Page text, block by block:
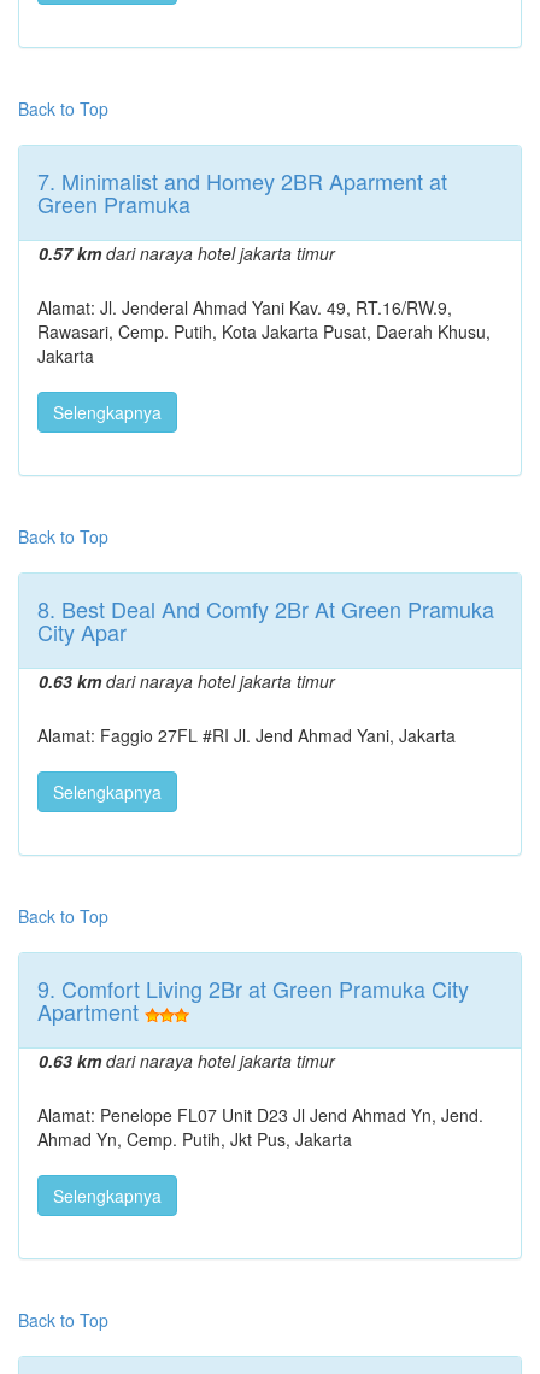
Back to Top
7. Minimalist and Homey 2BR Aparment at
Green Pramuka
0.57 kmdari naraya hotel jakarta timur
Alamat: Jl. Jenderal Ahmad Yani Kav. 49, RT.16/RW.9,
Rawasari, Cemp. Putih, Kota Jakarta Pusat, Daerah Khusu,
Jakarta
Selengkapnya
Back to Top
8. Best Deal And Comfy 2Br At Green Pramuka
City Apar
0.63 kmdari naraya hotel jakarta timur
Alamat: Faggio 27FL #RI Jl. Jend Ahmad Yani, Jakarta
Selengkapnya
Back to Top
9. Comfort Living 2Br at Green Pramuka City
Apartment
0.63 kmdari naraya hotel jakarta timur
Alamat: Penelope FL07 Unit D23 Jl Jend Ahmad Yn, Jend.
Ahmad Yn, Cemp. Putih, Jkt Pus, Jakarta
Selengkapnya
Back to Top